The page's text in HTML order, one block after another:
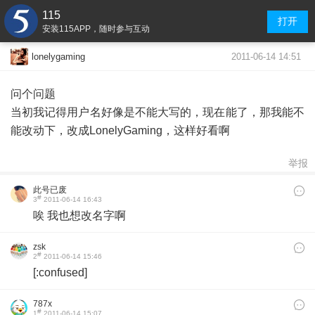
115
安装115APP，随时参与互动
打开
lonelygaming 2011-06-14 14:51
问个问题
当初我记得用户名好像是不能大写的，现在能了，那我能不
能改动下，改成LonelyGaming，这样好看啊
举报
此号已废
3# 2011-06-14 16:43
唉 我也想改名字啊
zsk
2# 2011-06-14 15:46
[:confused]
787x
1# 2011-06-14 15:07